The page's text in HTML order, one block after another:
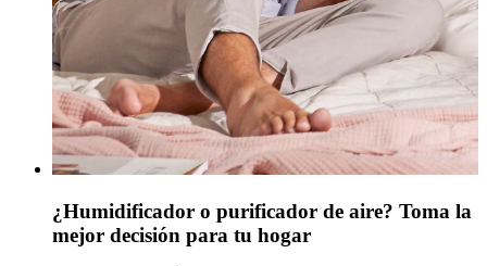
¿Humidificador o purificador de aire? Toma la
mejor decisión para tu hogar